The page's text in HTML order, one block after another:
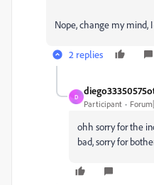
Nope, change my mind,
2 replies
D
Participant
ohh sorry for the
bad, sorry for